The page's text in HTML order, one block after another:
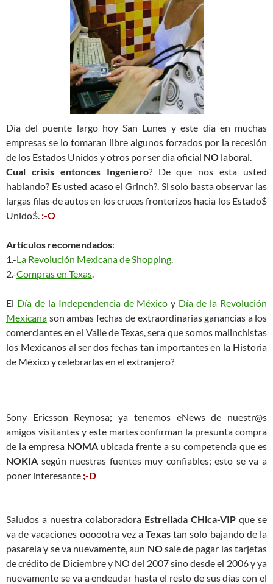
Día del puente largo hoy San Lunes y este día en muchas
empresas se lo tomaran libre algunos forzados por la recesión
de los Estados Unidos y otros por ser dia oficial NO laboral.
Cual crisis entonces Ingeniero? De que nos esta usted
hablando? Es usted acaso el Grinch?. Si solo basta observar las
largas filas de autos en los cruces fronterizos hacia los Estado$
Unido$. :-O
Artículos recomendados:
1.-La Revolución Mexicana de Shopping.
2.-Compras en Texas.
El Día de la Independencia de México y Día de la Revolución
Mexicana son ambas fechas de extraordinarias ganancias a los
comerciantes en el Valle de Texas, sera que somos malinchistas
los Mexicanos al ser dos fechas tan importantes en la Historia
de México y celebrarlas en el extranjero?
Sony Ericsson Reynosa; ya tenemos eNews de nuestr@s
amigos visitantes y este martes confirman la presunta compra
de la empresa NOMA ubicada frente a su competencia que es
NOKIA según nuestras fuentes muy confiables; esto se va a
poner interesante ;-D
Saludos a nuestra colaboradora Estrellada CHica-VIP que se
va de vacaciones oooootra vez aTexas tan solo bajando de la
pasarela y se va nuevamente, aun NOsale de pagar las tarjetas
de crédito de Diciembre y NO del 2007 sino desde el 2006 y ya
nuevamente se va a endeudar hasta el resto de sus días con el